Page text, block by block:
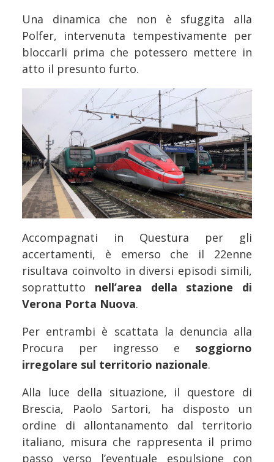
Una dinamica che non è sfuggita alla
Polfer, intervenuta tempestivamente per
bloccarli prima che potessero mettere in
atto il presunto furto.
Accompagnati in Questura per gli
accertamenti, è emerso che il 22enne
risultava coinvolto in diversi episodi simili,
soprattutto nell’area della stazione di
Verona Porta Nuova.
Per entrambi è scattata la denuncia alla
Procura per ingresso e soggiorno
irregolare sul territorio nazionale.
Alla luce della situazione, il questore di
Brescia, Paolo Sartori, ha disposto un
ordine di allontanamento dal territorio
italiano, misura che rappresenta il primo
passo verso l’eventuale espulsione con